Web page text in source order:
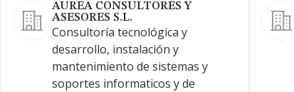
AUREA CONSULTORES Y
ASESORES S.L.
Consultoría tecnológica y
desarrollo, instalación y
mantenimiento de sistemas y
soportes informaticos y de